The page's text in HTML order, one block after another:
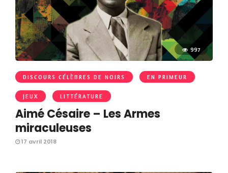
997
DISCOURS CÉLÈBRES DE NOIRS EN PRIMEUR
JEUX LITTÉRATURE
Aimé Césaire – Les Armes
miraculeuses
17 avril 2018